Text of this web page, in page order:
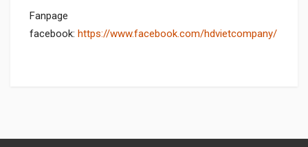
Fanpage
facebook: https://www.facebook.com/hdvietcompany/
Click